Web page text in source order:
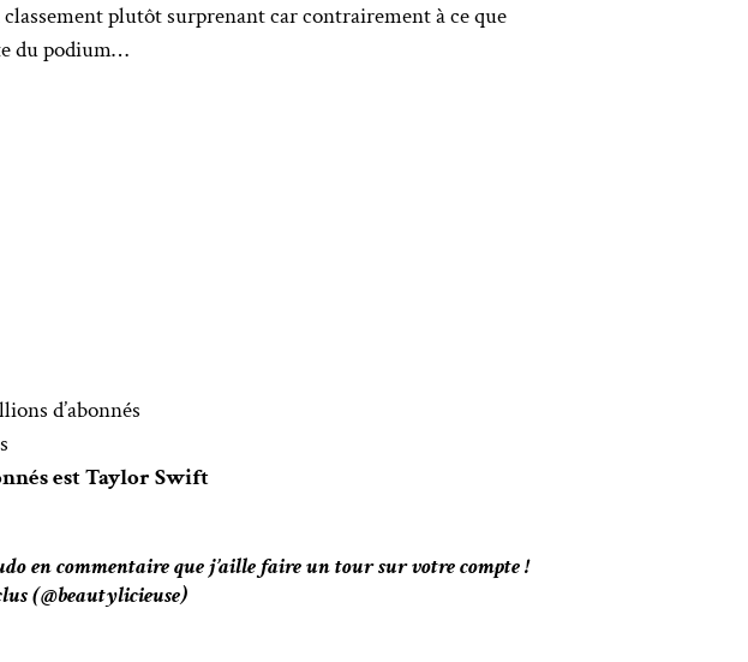
plutôt surprenant car contrairement à ce que
du podium…
d’abonnés
est Taylor Swift
en commentaire que j’aille faire un tour sur votre compte !
(@beautylicieuse)